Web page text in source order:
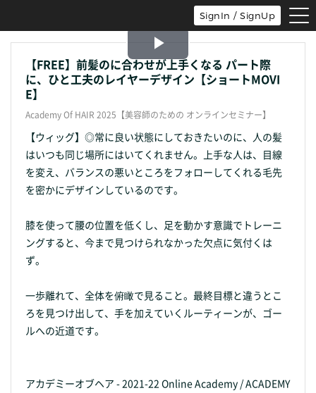
SignIn / SignUp
Play
Video
【FREE】前髪のに合わせが上手くなる パート際
に、ひと工夫のレイヤーデザイン【ショートMOVI
E】
Academy Of HAIR 2025【美容師のための オンラインセミナー】
【ウィッグ】◎常に良い状態にしておきたいのに、人の髪
はいつも同じ場所にはいてくれません。上手な人は、目線
を変え、バランスの悪いところをフォローしてくれる毛先
を密かにデザインしているのです。
膝を使って腰の位置を低くし、足を動かす意識でトレーニ
ングすると、今まで見つけられなかった欠点に気付くは
ず。
一歩離れて、全体を俯瞰で見ること。最終目標と違うとこ
ろを見つけ出して、手を加えていくルーティーンが、ゴー
ルへの近道です。
アカデミーオブヘア - 2021-22 Online Academy / ACADEMY